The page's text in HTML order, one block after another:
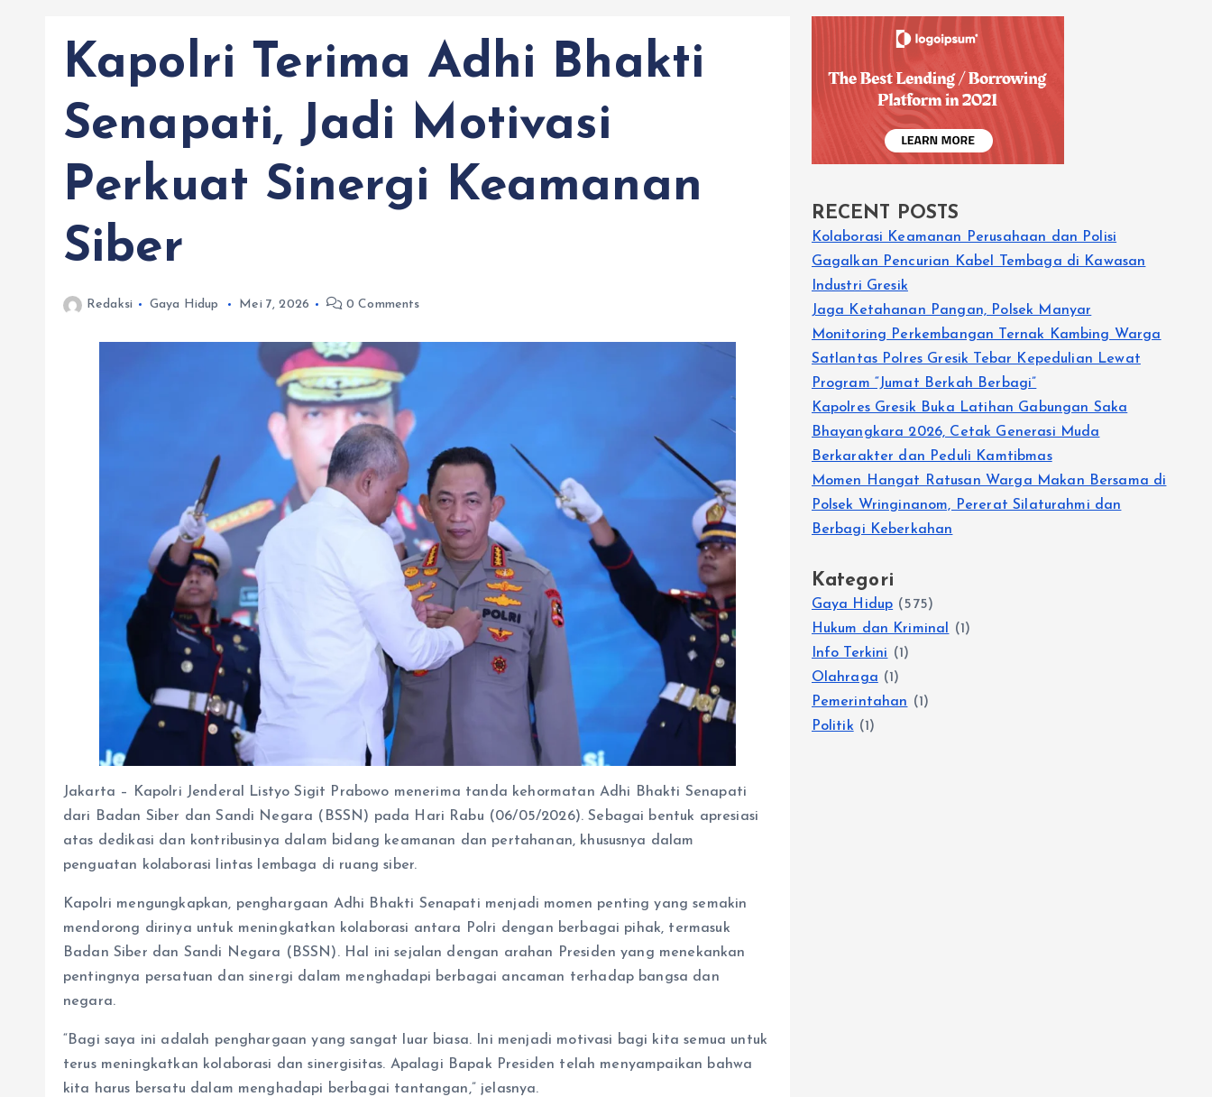
Kapolri Terima Adhi Bhakti
Senapati, Jadi Motivasi
Perkuat Sinergi Keamanan
Siber
Redaksi Gaya Hidup Mei 7, 2026 0 Comments
Jakarta – Kapolri Jenderal Listyo Sigit Prabowo menerima tanda kehormatan Adhi Bhakti Senapati
dari Badan Siber dan Sandi Negara (BSSN) pada Hari Rabu (06/05/2026). Sebagai bentuk apresiasi
atas dedikasi dan kontribusinya dalam bidang keamanan dan pertahanan, khususnya dalam
penguatan kolaborasi lintas lembaga di ruang siber.
Kapolri mengungkapkan, penghargaan Adhi Bhakti Senapati menjadi momen penting yang semakin
mendorong dirinya untuk meningkatkan kolaborasi antara Polri dengan berbagai pihak, termasuk
Badan Siber dan Sandi Negara (BSSN). Hal ini sejalan dengan arahan Presiden yang menekankan
pentingnya persatuan dan sinergi dalam menghadapi berbagai ancaman terhadap bangsa dan
negara.
“Bagi saya ini adalah penghargaan yang sangat luar biasa. Ini menjadi motivasi bagi kita semua untuk
terus meningkatkan kolaborasi dan sinergisitas. Apalagi Bapak Presiden telah menyampaikan bahwa
kita harus bersatu dalam menghadapi berbagai tantangan,” jelasnya.
RECENT POSTS
Kolaborasi Keamanan Perusahaan dan Polisi
Gagalkan Pencurian Kabel Tembaga di Kawasan
Industri Gresik
Jaga Ketahanan Pangan, Polsek Manyar
Monitoring Perkembangan Ternak Kambing Warga
Satlantas Polres Gresik Tebar Kepedulian Lewat
Program “Jumat Berkah Berbagi”
Kapolres Gresik Buka Latihan Gabungan Saka
Bhayangkara 2026, Cetak Generasi Muda
Berkarakter dan Peduli Kamtibmas
Momen Hangat Ratusan Warga Makan Bersama di
Polsek Wringinanom, Pererat Silaturahmi dan
Berbagi Keberkahan
Kategori
Gaya Hidup (575)
Hukum dan Kriminal
(1)
Info Terkini (1)
Olahraga (1)
Pemerintahan (1)
Politik (1)